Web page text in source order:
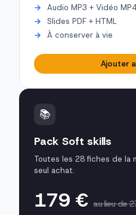
Audio MP3 + Vidéo MP4
Slides PDF + HTML
À conserver à vie
Ajouter
📚
Pack Soft skills
Toutes les 28 fiches de la
seul achat.
179 €au lieu de